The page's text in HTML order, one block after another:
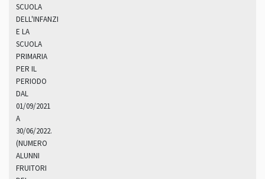
SCUOLA
DELL'INFANZIA
E LA
SCUOLA
PRIMARIA
PER IL
PERIODO
DAL
01/09/2021
A
30/06/2022.
(NUMERO
ALUNNI
FRUITORI